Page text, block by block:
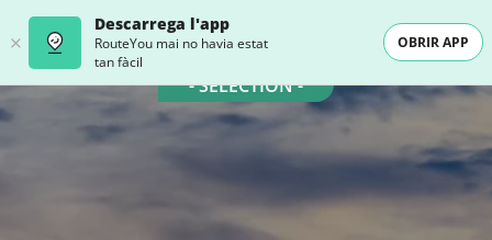
Descarrega l'app
RouteYou mai no havia estat
tan fàcil
OBRIR APP
- SELECTION -